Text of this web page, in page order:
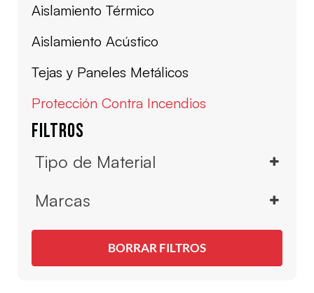
Aislamiento Térmico
Aislamiento Acústico
Tejas y Paneles Metálicos
Protección Contra Incendios
Filtros
Tipo de Material
Marcas
Calorcol
BORRAR FILTROS